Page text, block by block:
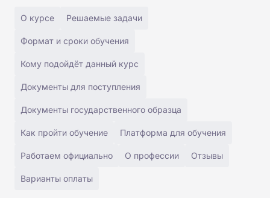
О курсе Решаемые задачи
Формат и сроки обучения
Кому подойдёт данный курс
Документы для поступления
Документы государственного образца
Как пройти обучение Платформа для обучения
Работаем официально О профессии Отзывы
Варианты оплаты